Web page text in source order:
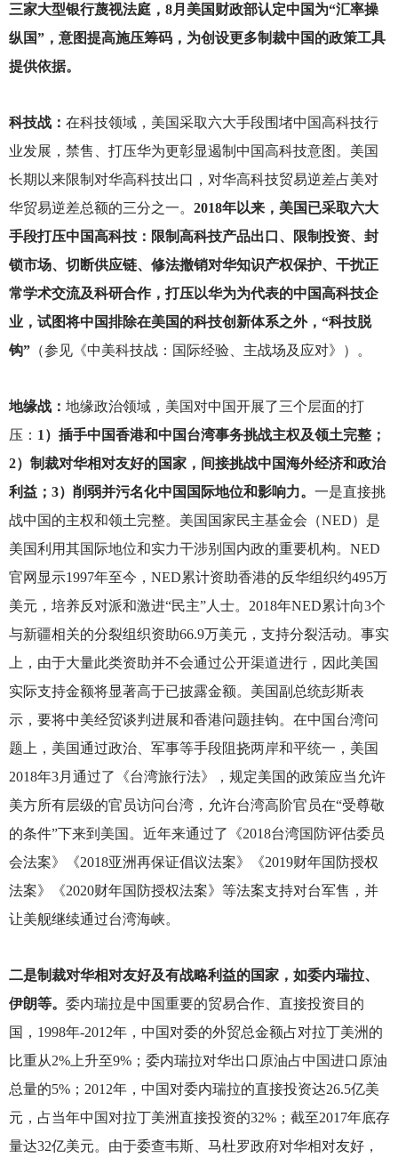
三家大型银行蔑视法庭，8月美国财政部认定中国为“汇率操
纵国”，意图提高施压筹码，为创设更多制裁中国的政策工具
提供依据。
科技战： 在科技领域，美国采取六大手段围堵中国高科技行
业发展，禁售、打压华为更彰显遏制中国高科技意图。美国
长期以来限制对华高科技出口，对华高科技贸易逆差占美对
华贸易逆差总额的三分之一。 2018年以来，美国已采取六大
手段打压中国高科技：限制高科技产品出口、限制投资、封
锁市场、切断供应链、修法撤销对华知识产权保护、干扰正
常学术交流及科研合作，打压以华为为代表的中国高科技企
业，试图将中国排除在美国的科技创新体系之外，“科技脱
钩”（参见《中美科技战：国际经验、主战场及应对》）。
地缘战： 地缘政治领域，美国对中国开展了三个层面的打
压： 1）插手中国香港和中国台湾事务挑战主权及领土完整；
2）制裁对华相对友好的国家，间接挑战中国海外经济和政治
利益；3）削弱并污名化中国国际地位和影响力。 一是直接挑
战中国的主权和领土完整。美国国家民主基金会（NED）是
美国利用其国际地位和实力干涉别国内政的重要机构。NED
官网显示1997年至今，NED累计资助香港的反华组织约495万
美元，培养反对派和激进“民主”人士。2018年NED累计向3个
与新疆相关的分裂组织资助66.9万美元，支持分裂活动。事实
上，由于大量此类资助并不会通过公开渠道进行，因此美国
实际支持金额将显著高于已披露金额。美国副总统彭斯表
示，要将中美经贸谈判进展和香港问题挂钩。在中国台湾问
题上，美国通过政治、军事等手段阻挠两岸和平统一，美国
2018年3月通过了《台湾旅行法》，规定美国的政策应当允许
美方所有层级的官员访问台湾，允许台湾高阶官员在“受尊敬
的条件”下来到美国。近年来通过了《2018台湾国防评估委员
会法案》《2018亚洲再保证倡议法案》《2019财年国防授权
法案》《2020财年国防授权法案》等法案支持对台军售，并
让美舰继续通过台湾海峡。
二是制裁对华相对友好及有战略利益的国家，如委内瑞拉、
伊朗等。 委内瑞拉是中国重要的贸易合作、直接投资目的
国，1998年-2012年，中国对委的外贸总金额占对拉丁美洲的
比重从2%上升至9%；委内瑞拉对华出口原油占中国进口原油
总量的5%；2012年，中国对委内瑞拉的直接投资达26.5亿美
元，占当年中国对拉丁美洲直接投资的32%；截至2017年底存
量达32亿美元。由于委查韦斯、马杜罗政府对华相对友好，